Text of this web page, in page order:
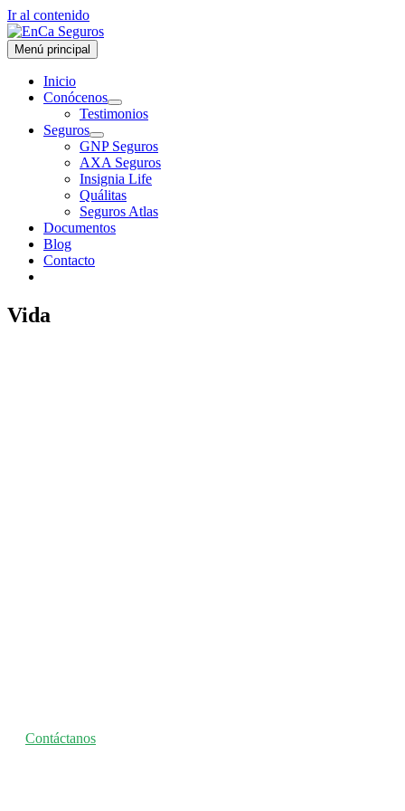
Ir al contenido
Menú principal
Inicio
Conócenos
Testimonios
Seguros
GNP Seguros
AXA Seguros
Insignia Life
Quálitas
Seguros Atlas
Documentos
Blog
Contacto
Vida
Contáctanos